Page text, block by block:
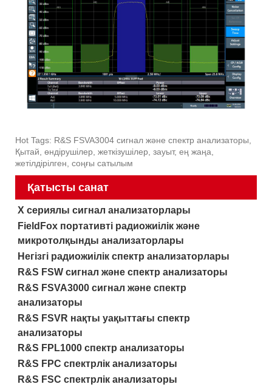
Hot Tags: R&S FSVA3004 сигнал және спектр анализаторы,
Қытай, өндірушілер, жеткізушілер, зауыт, ең жаңа,
жетілдірілген, соңғы сатылым
Қатысты санат
X сериялы сигнал анализаторлары
FieldFox портативті радиожиілік және
микротолқынды анализаторлары
Негізгі радиожиілік спектр анализаторлары
R&S FSW сигнал және спектр анализаторы
R&S FSVA3000 сигнал және спектр
анализаторы
R&S FSVR нақты уақыттағы спектр
анализаторы
R&S FPL1000 спектр анализаторы
R&S FPC спектрлік анализаторы
R&S FSC спектрлік анализаторы